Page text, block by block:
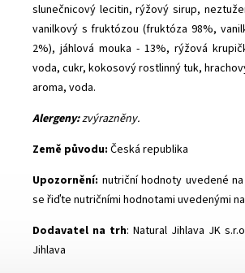
slunečnicový lecitin, rýžový sirup,
vanilkový s fruktózou (fruktóza 98%,
2%), jáhlová mouka - 13%, rýžová
voda, cukr, kokosový rostlinný tuk,
aroma, voda.
Alergeny:zvýrazněny.
Země původu: Česká republika
Upozornění: nutriční hodnoty uvedené
se řiďte nutričními hodnotami uvedenými
Dodavatel na trh: Natural Jihlava JK
Jihlava